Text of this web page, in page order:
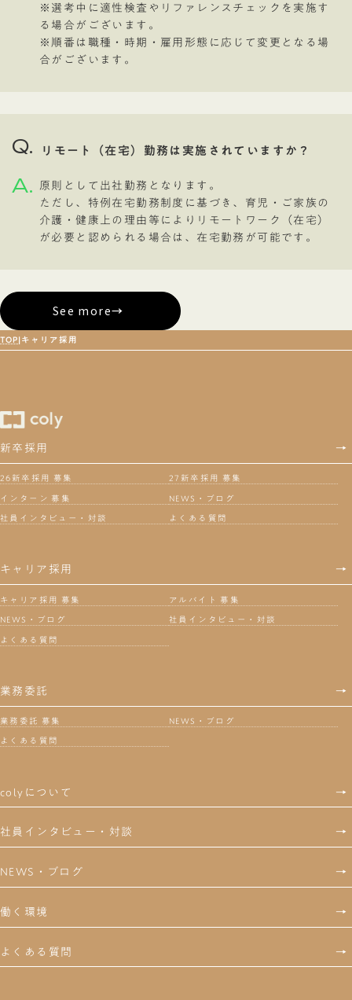
TOP キャリア採用
※選考中に適性検査やリファレンスチェックを実施す
る場合がございます。
※順番は職種・時期・雇用形態に応じて変更となる場
合がございます。
Q. リモート（在宅）勤務は実施されていますか？
A.
原則として出社勤務となります。
ただし、特例在宅勤務制度に基づき、育児・ご家族の
介護・健康上の理由等によりリモートワーク（在宅）
が必要と認められる場合は、在宅勤務が可能です。
See more→
新卒採用 →
26新卒採用 募集 27新卒採用 募集
インターン 募集 NEWS・ブログ
社員インタビュー・対談 よくある質問
キャリア採用 →
キャリア採用 募集 アルバイト 募集
NEWS・ブログ 社員インタビュー・対談
よくある質問
業務委託 →
業務委託 募集 NEWS・ブログ
よくある質問
colyについて →
社員インタビュー・対談 →
NEWS・ブログ →
働く環境 →
よくある質問 →